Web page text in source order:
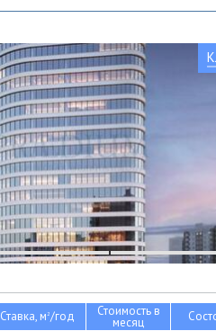
Ставка, м2/год Стоимость в
месяц